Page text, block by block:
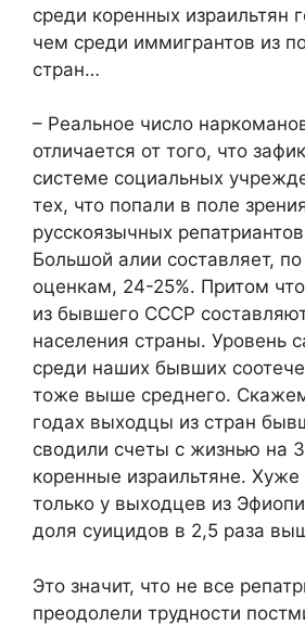
среди коренных израильтян
чем среди иммигрантов из
стран…
– Реальное число
отличается от того, что
системе социальных
тех, что попали в поле
русскоязычных
Большой алии составляет,
оценкам, 24-25%. Притом
из бывшего СССР
населения страны. Уровень
среди наших бывших
тоже выше среднего.
годах выходцы из стран
сводили счеты с жизнью на
коренные израильтяне. Хуже
только у выходцев из
доля суицидов в 2,5 раза
Это значит, что не все
преодолели трудности